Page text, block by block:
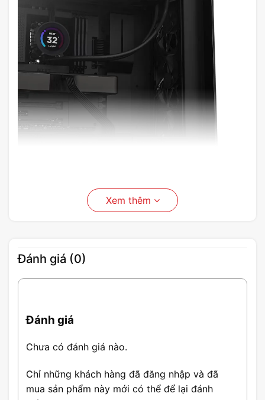
Xem thêm
Đánh giá (0)
Đánh giá
Chưa có đánh giá nào.
Chỉ những khách hàng đã đăng nhập và đã
mua sản phẩm này mới có thể để lại đánh